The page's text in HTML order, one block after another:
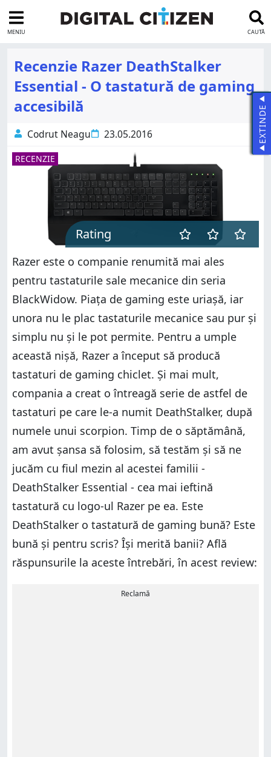
MENIU CAUTĂ
Recenzie Razer DeathStalker
Essential - O tastatură de gaming
accesibilă
Codrut Neagu 23.05.2016
RECENZIE
Rating
Razer este o companie renumită mai ales
pentru tastaturile sale mecanice din seria
BlackWidow. Piața de gaming este uriașă, iar
unora nu le plac tastaturile mecanice sau pur și
simplu nu și le pot permite. Pentru a umple
această nișă, Razer a început să producă
tastaturi de gaming chiclet. Și mai mult,
compania a creat o întreagă serie de astfel de
tastaturi pe care le-a numit DeathStalker, după
numele unui scorpion. Timp de o săptămână,
am avut șansa să folosim, să testăm și să ne
jucăm cu fiul mezin al acestei familii -
DeathStalker Essential - cea mai ieftină
tastatură cu logo-ul Razer pe ea. Este
DeathStalker o tastatură de gaming bună? Este
bună și pentru scris? Își merită banii? Află
răspunsurile la aceste întrebări, în acest review:
Reclamă
EXTINDE